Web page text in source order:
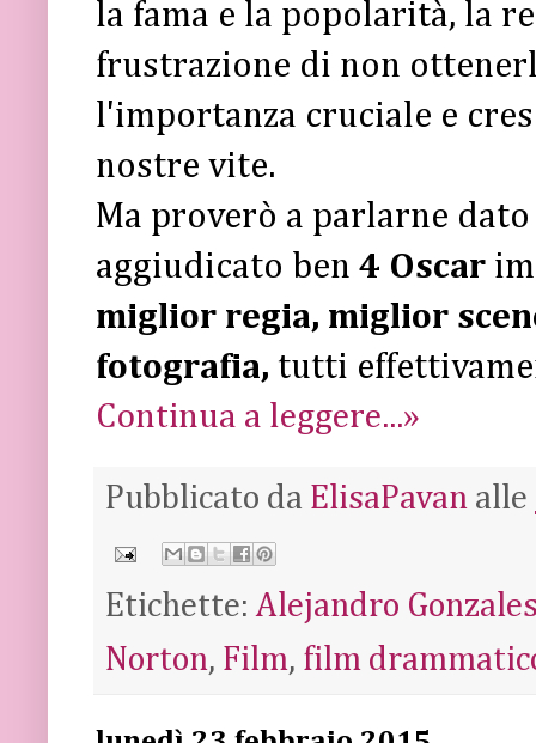
la fama e la popolarità, la
frustrazione di non
l'importanza cruciale e
nostre vite.
Ma proverò a parlarne
aggiudicato ben 4 Oscar
miglior regia, miglior
fotografia, tutti
Continua a leggere...»
Pubblicato da ElisaPavan alle
Etichette:Alejandro
Norton, Film, film